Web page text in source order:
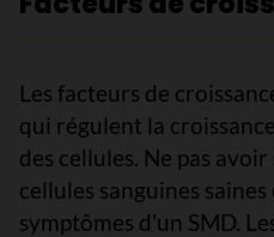
Les facteurs de
qui régulent la
des cellules. Ne pas
cellules sanguines
symptômes d'un SMD.